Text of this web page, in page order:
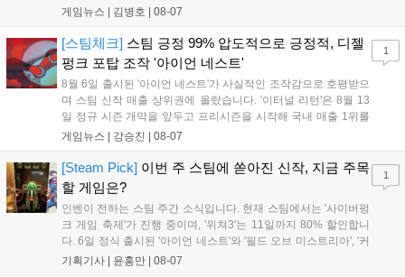
는 소속팀 없이 개인 자격으로 참가하는 독특한 대회 구조를 가지며, 누
17일까지 이어지는 이번 행사는 신규 세트 체험과 공연 등 다양한 즐길
거리를 제공하며, 이후 현대백화점 판교점에서도 행사가 이어질 예정입
니다. 연말에는 라스베이거스 오픈이 개최됩니다....
게임뉴스 | 김병호 08-07
[스팀체크] 스팀 긍정 99% 압도적으로 긍정적, 디젤
펑크 포탑 조작 '아이언 네스트'
8월 6일 출시된 '아이언 네스트'가 사실적인 조작감으로 호평받으
며 스팀 신작 매출 상위권에 올랐습니다. '이터널 리턴'은 8월 13
일 정규 시즌 개막을 앞두고 프리시즌을 시작해 국내 매출 1위를
기록했습니다. 25주년을 맞은 '고스트 리콘' 시리즈는 8월 6일 쇼
'마블 투혼: 파이팅 소울즈'와 레트로 수리 시뮬레이션 '리스토
리'도 스팀에 정식 출시되었습니다....
게임뉴스 | 강승진 08-07
1
[Steam Pick] 이번 주 스팀에 쏟아진 신작, 지금 주목
할 게임은?
인벤이 전하는 스팀 주간 소식입니다. 현재 스팀에서는 '사이버펑
크 게임 축제'가 진행 중이며, '위쳐3'는 11일까지 80% 할인합니
다. 6일 정식 출시된 '아이언 네스트'와 '필드 오브 미스트리아', '커
세어 코브'가 호평받고 있습니다. 한편, 7일 출시된 '마블 투혼'은
기획기사 | 윤홍만 08-07
1